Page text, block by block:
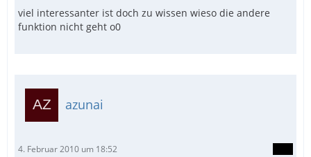
viel interessanter ist doch zu wissen wieso die andere
funktion nicht geht o0
azunai
4. Februar 2010 um 18:52